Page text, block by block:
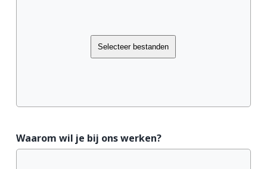
Selecteer bestanden
Waarom wil je bij ons werken?